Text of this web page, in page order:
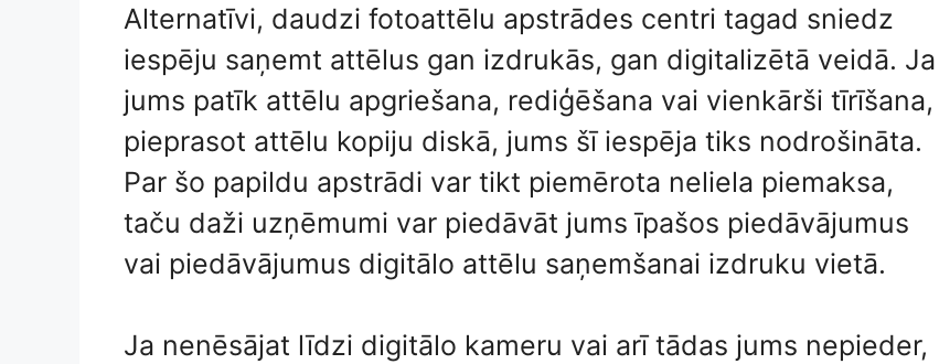
Alternatīvi, daudzi fotoattēlu apstrādes centri tagad sniedz
iespēju saņemt attēlus gan izdrukās, gan digitalizētā veidā. Ja
jums patīk attēlu apgriešana, rediģēšana vai vienkārši tīrīšana,
pieprasot attēlu kopiju diskā, jums šī iespēja tiks nodrošināta.
Par šo papildu apstrādi var tikt piemērota neliela piemaksa,
taču daži uzņēmumi var piedāvāt jums īpašos piedāvājumus
vai piedāvājumus digitālo attēlu saņemšanai izdruku vietā.
Ja nenēsājat līdzi digitālo kameru vai arī tādas jums nepieder,